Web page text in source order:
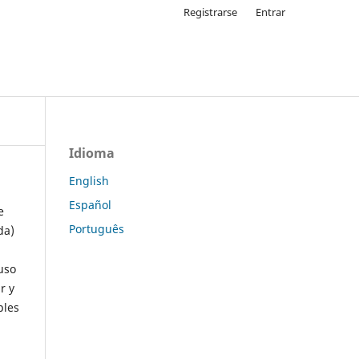
Registrarse Entrar
y
Idioma
English
Español
Português